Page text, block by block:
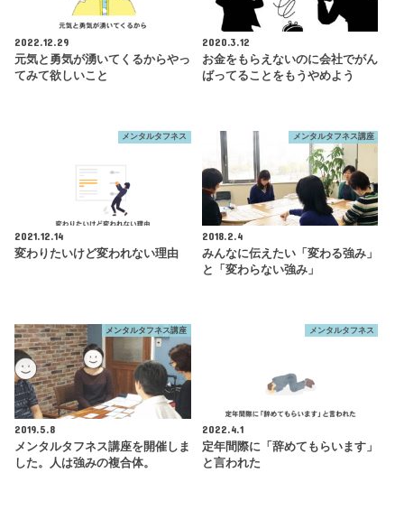
2022.12.29
元気と勇気が湧いてくるからやっ
てみて欲しいこと
2020.3.12
お金をもらえないのに会社でがん
ばってることをもうやめよう
メンタルタフネス
2021.12.14
変わりたいけど変われない理由
メンタルタフネス講座
2018.2.4
みんなに伝えたい「変わる強み」
と「変わらない強み」
メンタルタフネス講座
2019.5.8
メンタルタフネス講座を開催しま
した。人は強みの複合体。
メンタルタフネス
2022.4.1
定年間際に「辞めてもらいます」
と言われた